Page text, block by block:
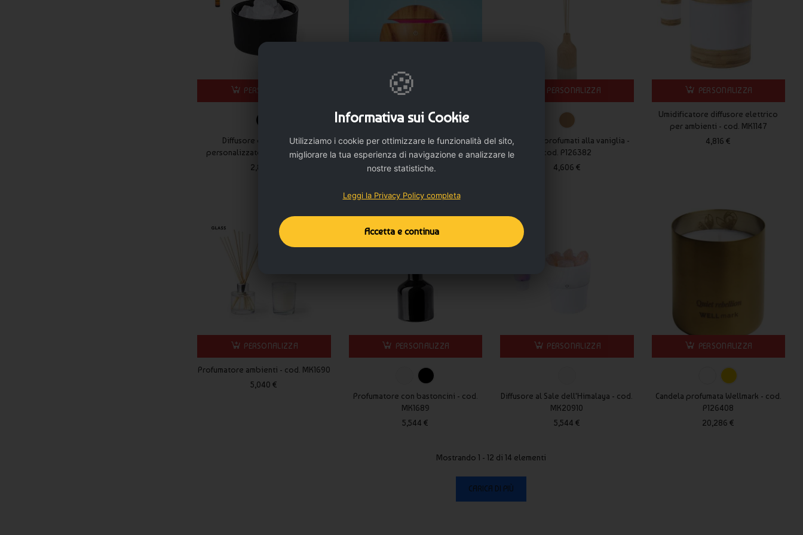
Sì, sono pensati per un utilizzo regolare in ambienti domestici e professionali.
No, l’intensità degli aromi varia in base al modello e può essere regolata scegliendo la soluzione più adatta allo spazio.
Sì, sono ideali per migliorare la percezione dell’ambiente in spazi di lavoro e accoglienza.
Sì, rappresentano una soluzione elegante e apprezzata per regali corporate.
I diffusori di aromi Publygraph uniscono design, funzionalità e qualità delle fragranze per rendere ogni ambiente più armonioso e
PERSONALIZZA
Diffusore oli essenziali
personalizzato - cod. MK20699
2,870 €
PERSONALIZZA
Umidificatore per la casa - cod.
MK6515
3,724 €
PERSONALIZZA
Bastoncini profumati alla vaniglia -
cod. P126382
4,606 €
PERSONALIZZA
Umidificatore diffusore elettrico
per ambienti - cod. MK1147
4,816 €
PERSONALIZZA
Profumatore ambienti - cod. MK1690
5,040 €
PERSONALIZZA
Profumatore con bastoncini - cod.
MK1689
5,544 €
PERSONALIZZA
Diffusore al Sale dell'Himalaya - cod.
MK20910
5,544 €
PERSONALIZZA
Candela profumata Wellmark - cod.
P126408
20,286 €
Mostrando 1 - 12 di 14 elementi
CARICA DI PIÙ
🍪
Informativa sui Cookie
Utilizziamo i cookie per ottimizzare le funzionalità del sito,
migliorare la tua esperienza di navigazione e analizzare le
nostre statistiche.
Leggi la Privacy Policy completa
Accetta e continua